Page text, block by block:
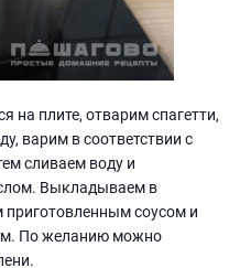
плите, отварим спагетти,
варим в соответствии с
сливаем воду и
Выкладываем в
соусом и
По желанию можно